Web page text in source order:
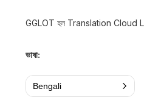
GGLOT হল Translation Cloud LLC
ভাষা:
Bengali